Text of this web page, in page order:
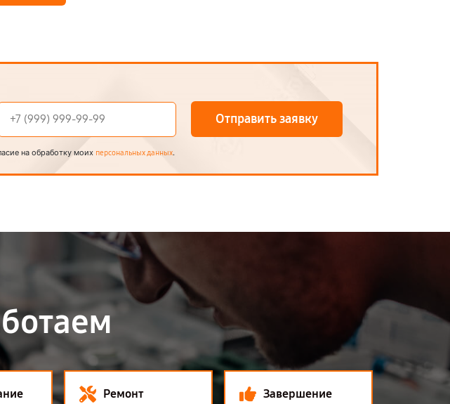
Отправить заявку
на обработку моих персональных данных.
Ремонт Завершение